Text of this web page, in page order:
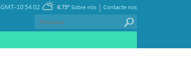
GMT-10:54:02 6.73° Contacte nos
|
Sobre nós